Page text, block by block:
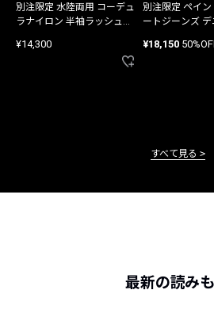
別注限定 水陸両用 コーデュ
ラナイロン 半袖ラッシュガ
¥14,300
別注限定 ペイ
ートジーンズ
¥18,150
すべて見る
最新の読み